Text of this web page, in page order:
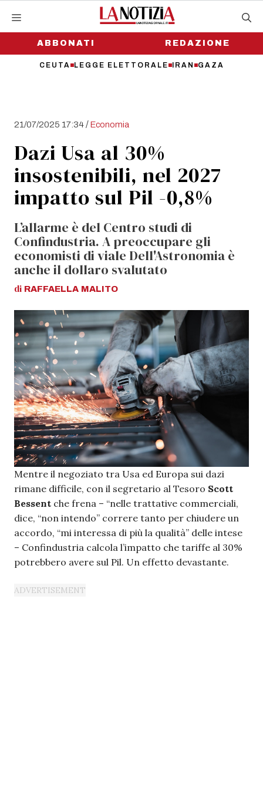
contenutoABBONATI
CEUTA LEGGE ELETTORALE IRAN GAZA
REDAZIONE
21/07/2025 17:34/Economia
Dazi Usa al 30%
insostenibili, nel 2027
impatto sul Pil -0,8%
L’allarme è del Centro studi di
Confindustria. A preoccupare gli
economisti di viale Dell'Astronomia è
anche il dollaro svalutato
di RAFFAELLA MALITO
Mentre il negoziato tra Usa ed Europa sui dazi
rimane difficile, con il segretario al Tesoro Scott
Bessent che frena – “nelle trattative commerciali,
dice, “non intendo” correre tanto per chiudere un
accordo, “mi interessa di più la qualità” delle intese
– Confindustria calcola l’impatto che tariffe al 30%
potrebbero avere sul Pil. Un effetto devastante.